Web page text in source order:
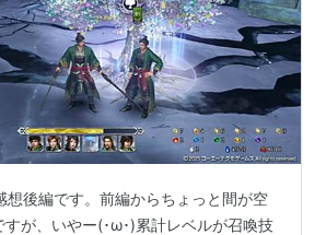
想後編です。前編からちょっと間が空
すが、いやー(･ω･)累計レベルが召喚技